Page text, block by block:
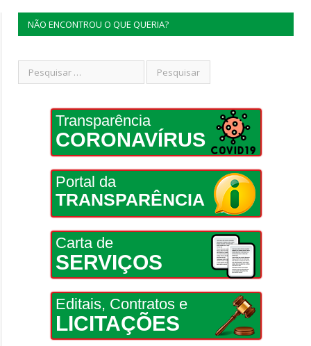
NÃO ENCONTROU O QUE QUERIA?
Transparência
CORONAVÍRUS
Portal da
TRANSPARÊNCIA
Carta de
SERVIÇOS
Editais, Contratos e
LICITAÇÕES